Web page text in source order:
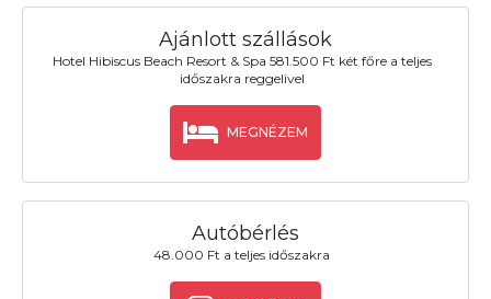
Ajánlott szállások
Hotel Hibiscus Beach Resort & Spa 581.500 Ft két főre a teljes
időszakra reggelivel
MEGNÉZEM
Autóbérlés
48.000 Ft a teljes időszakra